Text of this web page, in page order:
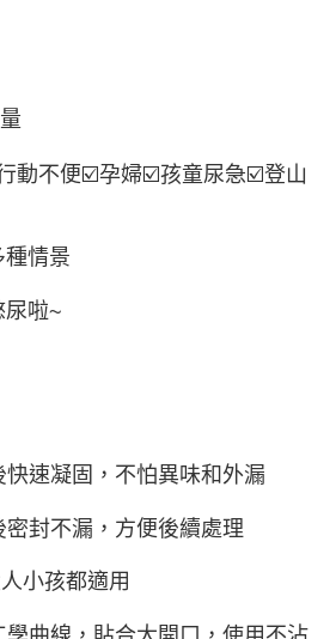
動不便☑孕婦☑孩童尿急☑登山
種情景
尿啦~
快速凝固，不怕異味和外漏
密封不漏，方便後續處理
小孩都適用